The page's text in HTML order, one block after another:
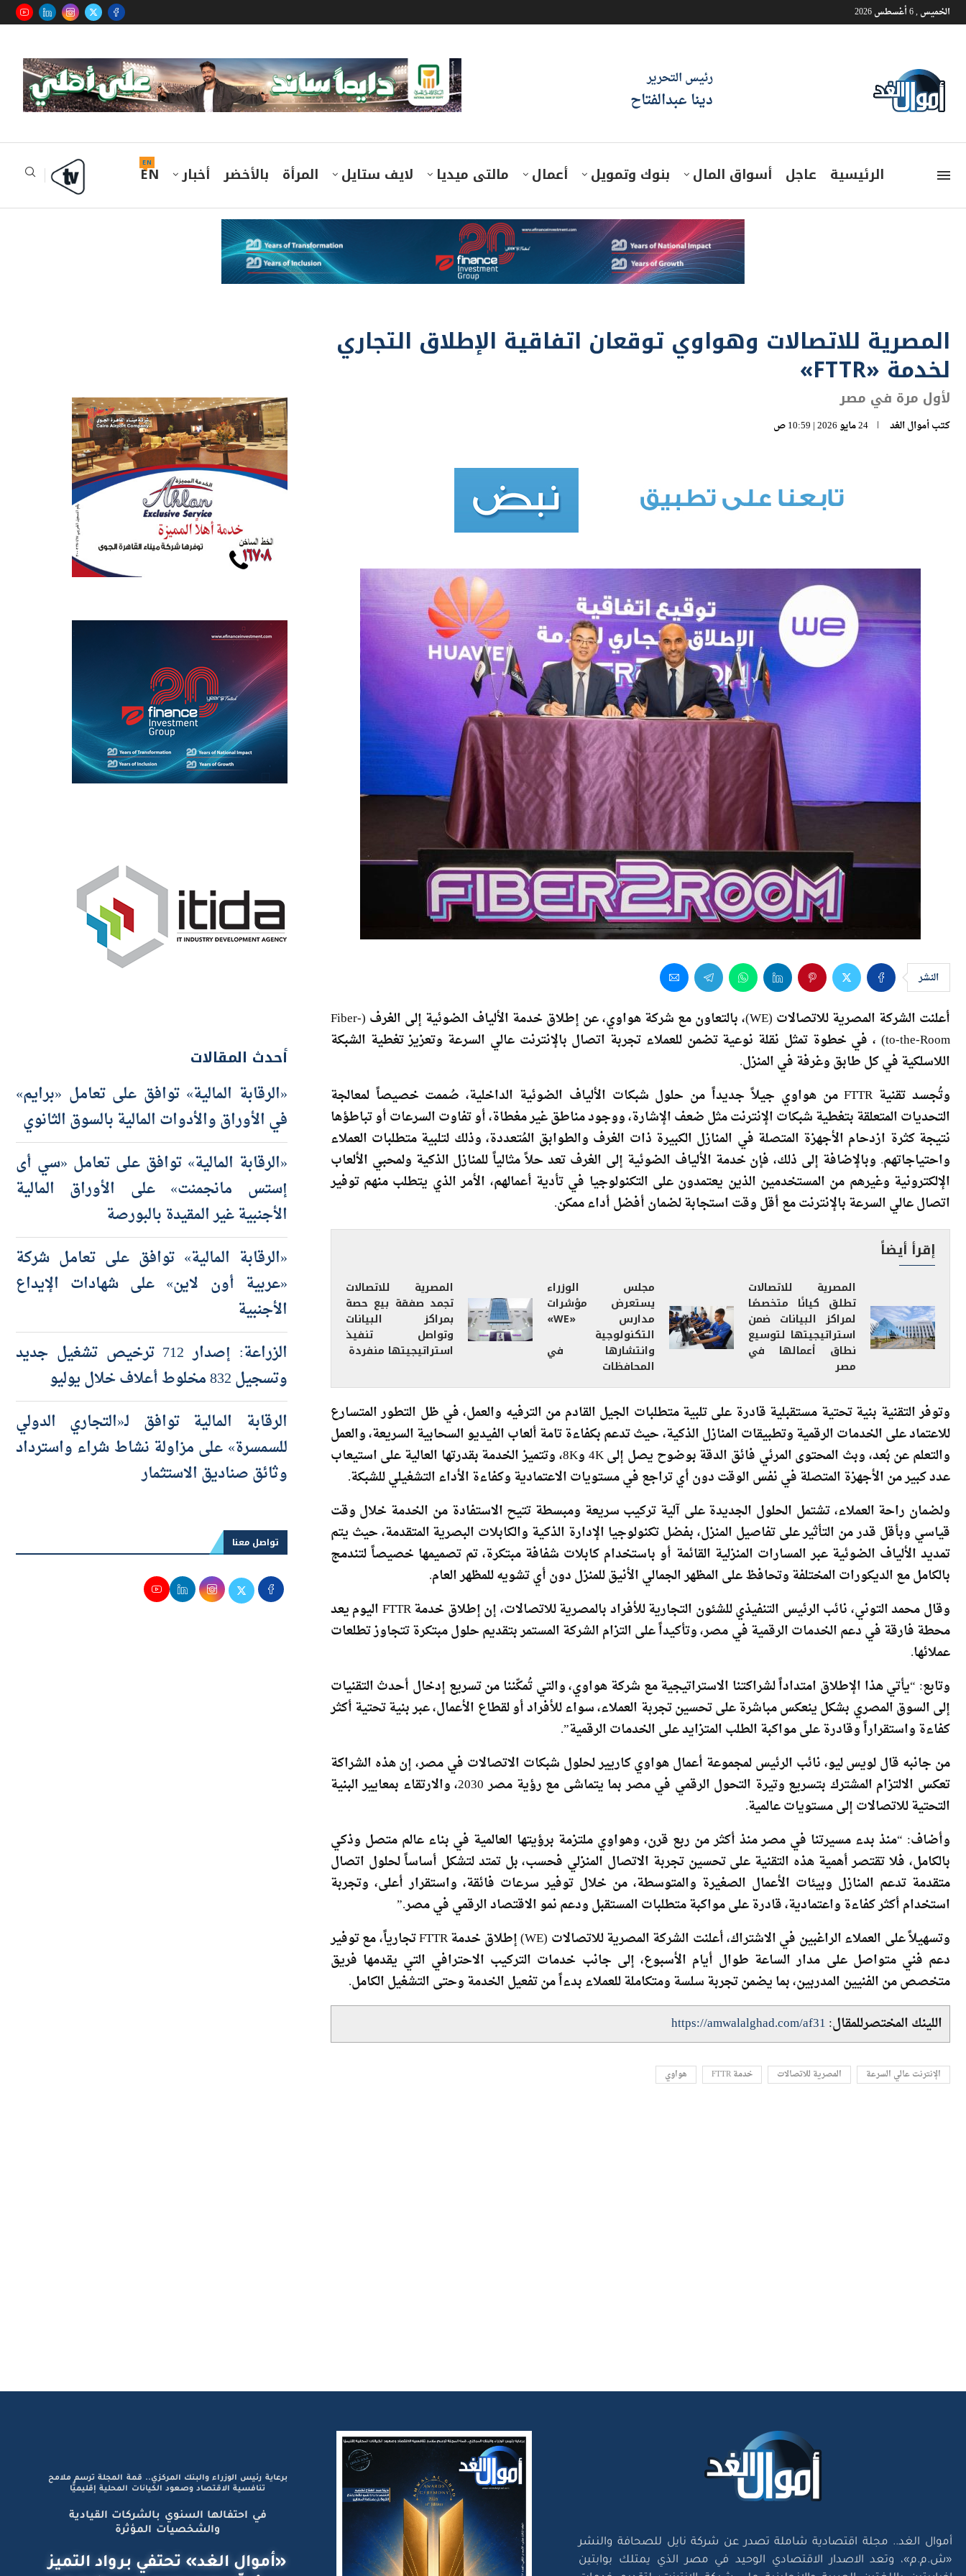
الخميس , 6 أغسطس 2026
رئيس التحرير
دينا عبدالفتاح
EN
EN
المصرية للاتصالات وهواوي توقعان اتفاقية الإطلاق التجاري
لخدمة «FTTR»
لأول مرة في مصر
كتبأموال الغد 24 مايو 2026 | 10:59 ص
to-the-Room) ، في خطوة تمثل نقلة نوعية تضمن للعملاء تجربة اتصال بالإنترنت عالي السرعة وتعزيز تغطية الشبكة
اللاسلكية في كل طابق وغرفة في المنزل.
وتُجسد تقنية FTTR من هواوي جيلاً جديداً من حلول شبكات الألياف الضوئية الداخلية، صُممت خصيصاً لمعالجة
التحديات المتعلقة بتغطية شبكات الإنترنت مثل ضعف الإشارة، ووجود مناطق غير مغطاة، أو تفاوت السرعات أو تباطؤها
نتيجة كثرة ازدحام الأجهزة المتصلة في المنازل الكبيرة ذات الغرف والطوابق المُتعددة، وذلك لتلبية متطلبات العملاء
واحتياجاتهم. وبالإضافة إلى ذلك، فإن خدمة الألياف الضوئية إلى الغرف تعد حلاً مثالياً للمنازل الذكية ولمحبي الألعاب
الإلكترونية وغيرهم من المستخدمين الذين يعتمدون على التكنولوجيا في تأدية أعمالهم، الأمر الذي يتطلب منهم توفير
اتصال عالي السرعة بالإنترنت مع أقل وقت استجابة لضمان أفضل أداء ممكن.
إقرأ أيضاً
تطلق كيانًا متخصصًا
لمراكز البيانات ضمن
استراتيجيتها لتوسيع
نطاق أعمالها في
مصر
يستعرض مؤشرات
مدارس «WE»
التكنولوجية
وانتشارها في
المحافظات
تجمد صفقة بيع حصة
بمراكز البيانات
وتواصل تنفيذ
استراتيجيتها منفردة
وتوفر التقنية بنية تحتية مستقبلية قادرة على تلبية متطلبات الجيل القادم من الترفيه والعمل، في ظل التطور المتسارع
للاعتماد على الخدمات الرقمية وتطبيقات المنازل الذكية، حيث تدعم بكفاءة تامة ألعاب الفيديو السحابية السريعة، والعمل
والتعلم عن بُعد، وبث المحتوى المرئي فائق الدقة بوضوح يصل إلى 4K و8K، وتتميز الخدمة بقدرتها العالية على استيعاب
عدد كبير من الأجهزة المتصلة في نفس الوقت دون أي تراجع في مستويات الاعتمادية وكفاءة الأداء التشغيلي للشبكة.
ولضمان راحة العملاء، تشتمل الحلول الجديدة على آلية تركيب سريعة ومبسطة تتيح الاستفادة من الخدمة خلال وقت
قياسي وبأقل قدر من التأثير على تفاصيل المنزل، بفضل تكنولوجيا الإدارة الذكية والكابلات البصرية المتقدمة، حيث يتم
تمديد الألياف الضوئية عبر المسارات المنزلية القائمة أو باستخدام كابلات شفافة مبتكرة، تم تصميمها خصيصاً لتندمج
بالكامل مع الديكورات المختلفة وتحافظ على المظهر الجمالي الأنيق للمنزل دون أي تشويه للمظهر العام.
محطة فارقة في دعم الخدمات الرقمية في مصر، وتأكيداً على التزام الشركة المستمر بتقديم حلول مبتكرة تتجاوز تطلعات
عملائها.
وتابع: “يأتي هذا الإطلاق امتداداً لشراكتنا الاستراتيجية مع شركة هواوي، والتي تُمكّننا من تسريع إدخال أحدث التقنيات
إلى السوق المصري بشكل ينعكس مباشرة على تحسين تجربة العملاء، سواء للأفراد أو لقطاع الأعمال، عبر بنية تحتية أكثر
كفاءة واستقراراً وقادرة على مواكبة الطلب المتزايد على الخدمات الرقمية”.
من جانبه قال لويس ليو، نائب الرئيس لمجموعة أعمال هواوي كاريير لحلول شبكات الاتصالات في مصر، إن هذه الشراكة
تعكس الالتزام المشترك بتسريع وتيرة التحول الرقمي في مصر بما يتماشى مع رؤية مصر 2030، والارتقاء بمعايير البنية
التحتية للاتصالات إلى مستويات عالمية.
وأضاف: “منذ بدء مسيرتنا في مصر منذ أكثر من ربع قرن، وهواوي ملتزمة برؤيتها العالمية في بناء عالم متصل وذكي
بالكامل، فلا تقتصر أهمية هذه التقنية على تحسين تجربة الاتصال المنزلي فحسب، بل تمتد لتشكل أساساً لحلول اتصال
متقدمة تدعم المنازل وبيئات الأعمال الصغيرة والمتوسطة، من خلال توفير سرعات فائقة، واستقرار أعلى، وتجربة
استخدام أكثر كفاءة واعتمادية، قادرة على مواكبة متطلبات المستقبل ودعم نمو الاقتصاد الرقمي في مصر.”
وتسهيلاً على العملاء الراغبين في الاشتراك، أعلنت الشركة المصرية للاتصالات (WE) إطلاق خدمة FTTR تجارياً، مع توفير
دعم فني متواصل على مدار الساعة طوال أيام الأسبوع، إلى جانب خدمات التركيب الاحترافي التي يقدمها فريق
متخصص من الفنيين المدربين، بما يضمن تجربة سلسة ومتكاملة للعملاء بدءاً من تفعيل الخدمة وحتى التشغيل الكامل.
اللينك المختصرللمقال:https://amwalalghad.com/af31
في الأوراق والأدوات المالية بالسوق الثانوي
«الرقابة المالية» توافق على تعامل «سي أى
إستس مانجمنت» على الأوراق المالية
الأجنبية غير المقيدة بالبورصة
«الرقابة المالية» توافق على تعامل شركة
«عربية أون لاين» على شهادات الإيداع
الأجنبية
الزراعة: إصدار 712 ترخيص تشغيل جديد
وتسجيل 832 مخلوط أعلاف خلال يوليو
الرقابة المالية توافق لـ«التجاري الدولي
للسمسرة» على مزاولة نشاط شراء واسترداد
وثائق صناديق الاستثمار
«ش.م.م»، وتعد الاصدار الاقتصادي الوحيد في مصر الذي يمتلك بوابتين
إخباريتين باللغتين العربية والإنجليزية على شبكة الإنترنت؛ لتقديم خدمات
في احتفالها السنوي بالشركات القيادية
والشخصيات المؤثرة
وصُنّاع الإنجازات الاستثنائية